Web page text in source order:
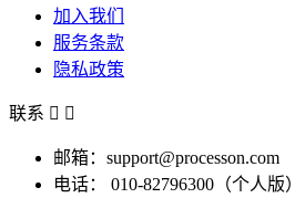
加入我们
服务条款
隐私政策
联系  
邮箱：support@processon.com
电话：
010-82796300（个人版）